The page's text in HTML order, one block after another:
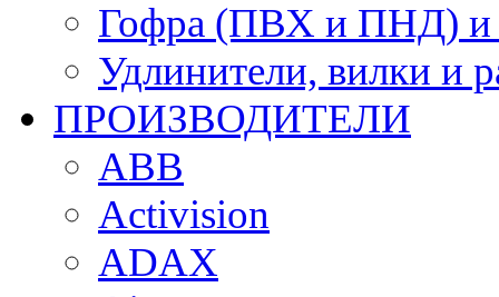
Гофра (ПВХ и ПНД) и
Удлинители, вилки и
ПРОИЗВОДИТЕЛИ
ABB
Activision
ADAX